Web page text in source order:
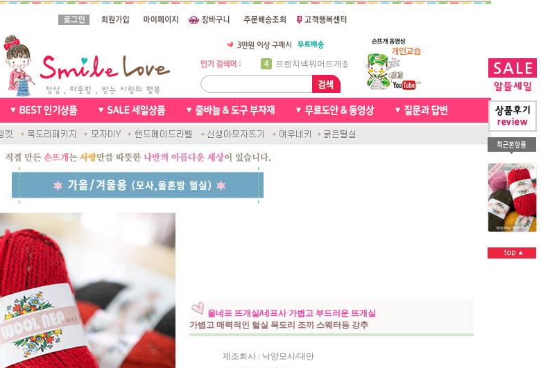
5
비니방울모자 동영상
6
꽈배기목도리
7
천연가죽 핸드메이드라벨
8
신생아모자뜨기
10
손뜨개인형
1
자라무늬 목도리뜨기
2
울네프 뜨개실/네프사 가볍고 부드러운 뜨개실
가볍고 매력적인 털실 목도리 조끼 스웨터등 강추
제조회사 : 낙양모사/대만